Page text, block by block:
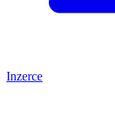
Inzerce